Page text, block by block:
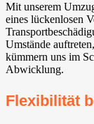
Mit unserem
eines lückenlosen
Umstände
kümmern uns im
Abwicklung.
Flexibilität